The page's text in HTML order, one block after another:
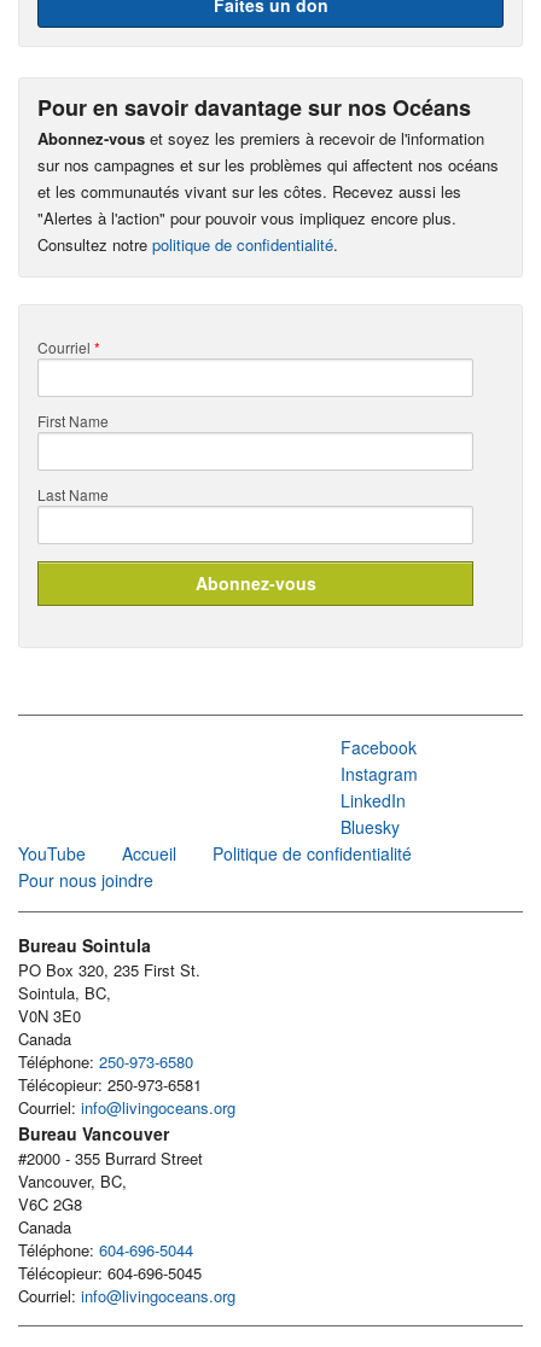
Pour en savoir davantage sur nos Océans
Abonnez-vous et soyez les premiers à recevoir de l'information
sur nos campagnes et sur les problèmes qui affectent nos océans
et les communautés vivant sur les côtes. Recevez aussi les
"Alertes à l'action" pour pouvoir vous impliquez encore plus.
Consultez notre politique de confidentialité.
Courriel *
First Name
Last Name
Facebook
Instagram
LinkedIn
Bluesky
YouTube
Accueil
Politique de confidentialité
Pour nous joindre
Bureau Sointula
PO Box 320, 235 First St.
Sointula, BC,
V0N 3E0
Canada
Téléphone: 250-973-6580
Télécopieur: 250-973-6581
Courriel: info@livingoceans.org
Bureau Vancouver
#2000 - 355 Burrard Street
Vancouver, BC,
V6C 2G8
Canada
Téléphone: 604-696-5044
Télécopieur: 604-696-5045
Courriel: info@livingoceans.org